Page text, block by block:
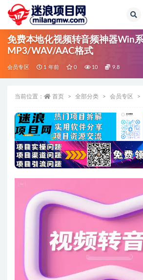
免费本地化视频转音频神器Win
MP3/WAV/AAC格式
会员专区 1 年前 0 10 9.8
当前位置： 首页 全部分类 会员专区
全部